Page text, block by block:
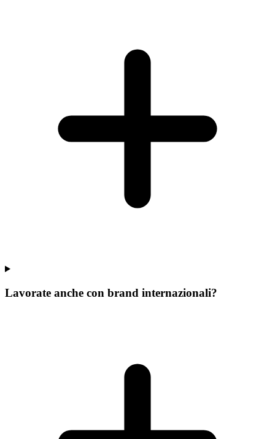
Lavorate anche con brand internazionali?